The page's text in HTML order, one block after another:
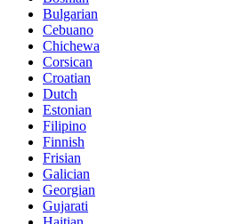
Bulgarian
Cebuano
Chichewa
Corsican
Croatian
Dutch
Estonian
Filipino
Finnish
Frisian
Galician
Georgian
Gujarati